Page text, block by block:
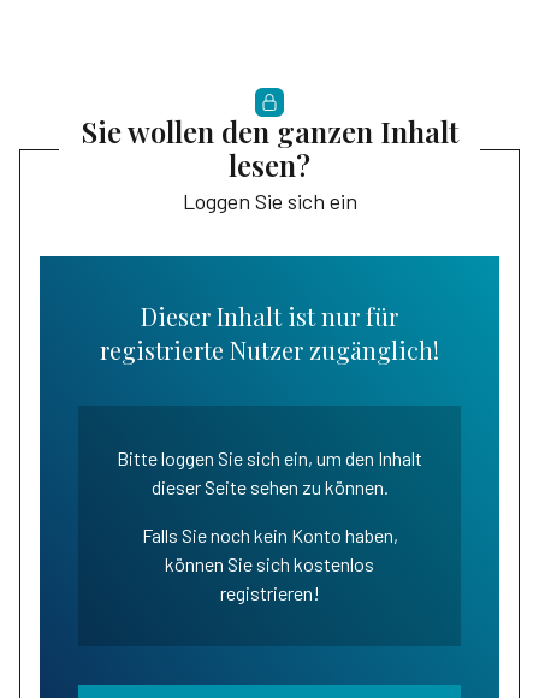
Sie wollen den ganzen Inhalt
lesen?
Loggen Sie sich ein
Dieser Inhalt ist nur für
registrierte Nutzer zugänglich!
Bitte loggen Sie sich ein, um den Inhalt
dieser Seite sehen zu können.
Falls Sie noch kein Konto haben,
können Sie sich kostenlos
registrieren!